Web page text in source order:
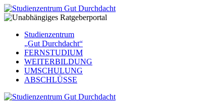
Studienzentrum
„Gut Durchdacht“
FERNSTUDIUM
WEITERBILDUNG
UMSCHULUNG
ABSCHLÜSSE